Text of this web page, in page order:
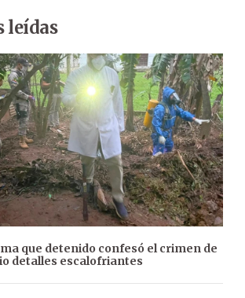
leídas
que detenido confesó el crimen de
detalles escalofriantes